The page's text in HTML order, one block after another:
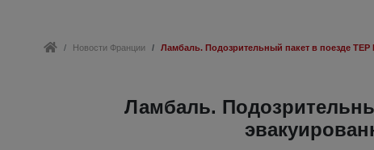
Новости Франции Ламбаль. Подозрительный пакет в поезде
Ламбаль.